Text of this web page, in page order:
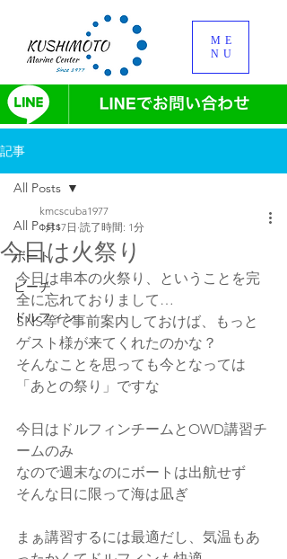
ME
NU
記事
All Posts
ボート
ビーチ
ドルフィン
All Posts
今日は火祭り
kmcscuba1977
1月17日 読了時間: 1分
今日は串本の火祭り、ということを完
全に忘れておりまして…
SNS等で事前案内しておけば、もっと
ゲスト様が来てくれたのかな？
そんなことを思っても今となっては
「あとの祭り」ですな
今日はドルフィンチームとOWD講習チ
ームのみ
なので週末なのにボートは出航せず
そんな日に限って海は凪ぎ
まぁ講習するには最適だし、気温もあ